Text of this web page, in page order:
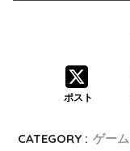
ポスト
CATEGORY : ゲーム